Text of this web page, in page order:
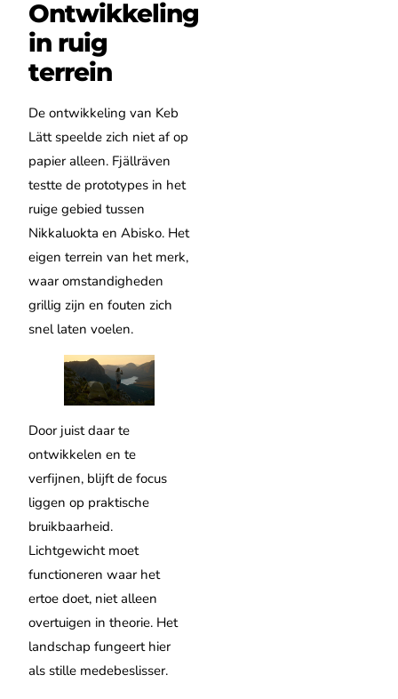
Ontwikkeling
in ruig
terrein
De ontwikkeling van Keb
Lätt speelde zich niet af op
papier alleen. Fjällräven
testte de prototypes in het
ruige gebied tussen
Nikkaluokta en Abisko. Het
eigen terrein van het merk,
waar omstandigheden
grillig zijn en fouten zich
snel laten voelen.
Door juist daar te
ontwikkelen en te
verfijnen, blijft de focus
liggen op praktische
bruikbaarheid.
Lichtgewicht moet
functioneren waar het
ertoe doet, niet alleen
overtuigen in theorie. Het
landschap fungeert hier
als stille medebeslisser.